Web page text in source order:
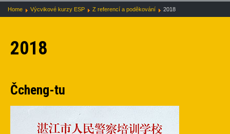
Home Výcvikové kurzy ESP Z referencí a poděkování 2018
2018
Čcheng-tu